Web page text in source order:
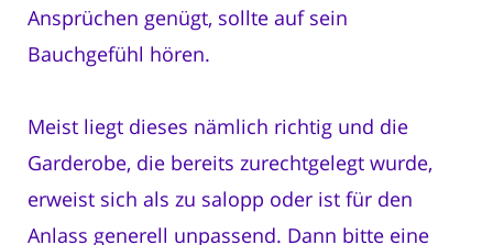
Ansprüchen genügt, sollte auf sein
Bauchgefühl hören.
Meist liegt dieses nämlich richtig und die
Garderobe, die bereits zurechtgelegt wurde,
erweist sich als zu salopp oder ist für den
Anlass generell unpassend. Dann bitte eine